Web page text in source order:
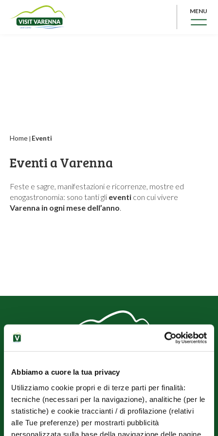
Abbiamo a cuore la tua privacy
Utilizziamo cookie propri e di terze parti per finalità:
tecniche (necessari per la navigazione), analitiche (per le
statistiche) e cookie traccianti / di profilazione (relativi
alle Tue preferenze) per mostrarti pubblicità
personalizzata sulla base della navigazione delle pagine
MENU
Home | Eventi
Eventi a Varenna
Feste e sagre, manifestazioni e ricorrenze, mostre ed
enogastronomia: sono tanti gli eventi con cui vivere
Varenna in ogni mese dell’anno.
TERZO SETTORE
Via Imbarcadero, 1 - 23829 Varenna (LC)
Tel.+39.393.9597932
aot.varennaperledo@gmail.com